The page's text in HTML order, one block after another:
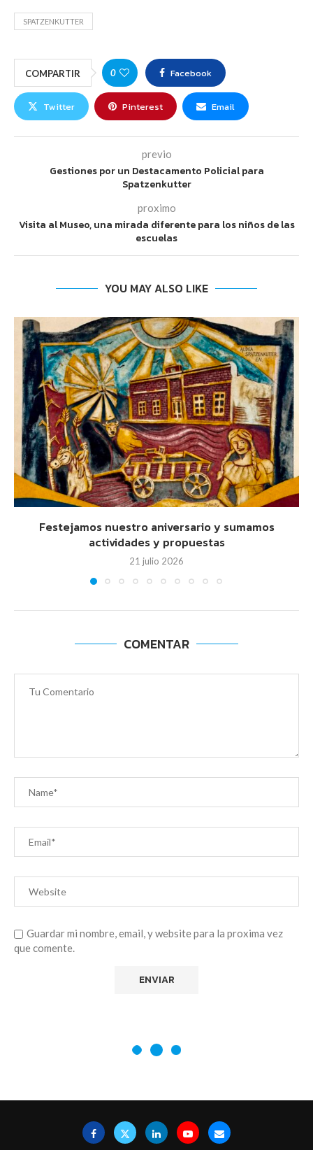
SPATZENKUTTER
COMPARTIR 0 Facebook
Twitter Pinterest Email
previo
Gestiones por un Destacamento Policial para
Spatzenkutter
proximo
Visita al Museo, una mirada diferente para los niños de las
escuelas
YOU MAY ALSO LIKE
Festejamos nuestro aniversario y sumamos
actividades y propuestas
21 julio 2026
COMENTAR
Guardar mi nombre, email, y website para la proxima vez
que comente.